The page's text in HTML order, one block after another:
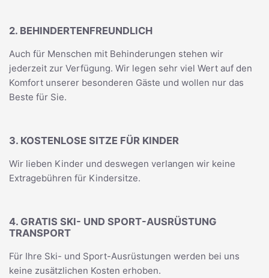
2. BEHINDERTENFREUNDLICH
Auch für Menschen mit Behinderungen stehen wir
jederzeit zur Verfügung. Wir legen sehr viel Wert auf den
Komfort unserer besonderen Gäste und wollen nur das
Beste für Sie.
3. KOSTENLOSE SITZE FÜR KINDER
Wir lieben Kinder und deswegen verlangen wir keine
Extragebühren für Kindersitze.
4. GRATIS SKI- UND SPORT-AUSRÜSTUNG
TRANSPORT
Für Ihre Ski- und Sport-Ausrüstungen werden bei uns
keine zusätzlichen Kosten erhoben.